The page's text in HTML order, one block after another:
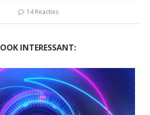
14 Reacties
OOK INTERESSANT: